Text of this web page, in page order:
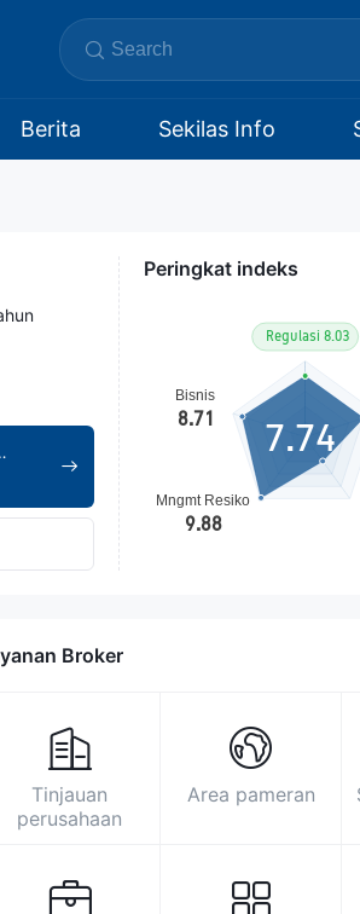
Berita Sekilas Info
Peringkat indeks
7.74
Broker
Tinjauan
perusahaan
Area pameran